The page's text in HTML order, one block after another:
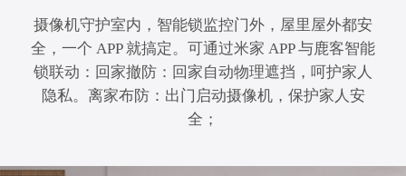
摄像机守护室内，智能锁监控门外，屋里屋外都安
全，一个 APP 就搞定。可通过米家 APP 与鹿客智能
锁联动：回家撤防：回家自动物理遮挡，呵护家人
隐私。离家布防：出门启动摄像机，保护家人安
全；